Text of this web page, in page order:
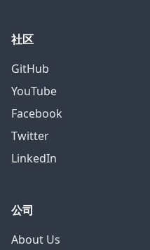
社区
GitHub
YouTube
Facebook
Twitter
LinkedIn
公司
About Us